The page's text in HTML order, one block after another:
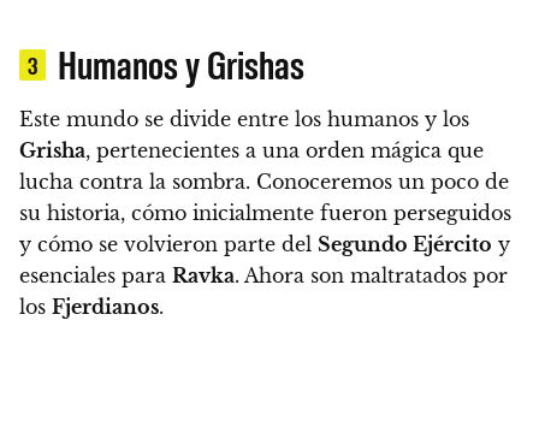
3 Humanos y Grishas
Este mundo se divide entre los humanos y los
Grisha, pertenecientes a una orden mágica que
lucha contra la sombra. Conoceremos un poco de
su historia, cómo inicialmente fueron perseguidos
y cómo se volvieron parte del Segundo Ejército y
esenciales para Ravka. Ahora son maltratados por
los Fjerdianos.